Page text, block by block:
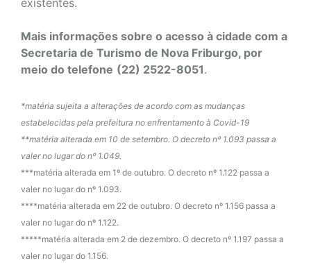
existentes.
Mais informações sobre o acesso à cidade com a
Secretaria de Turismo de Nova Friburgo, por
meio do telefone (22) 2522-8051.
*matéria sujeita a alterações de acordo com as mudanças
estabelecidas pela prefeitura no enfrentamento à Covid-19
**matéria alterada em 10 de setembro. O decreto nº 1.093 passa a
valer no lugar do nº 1.049.
***matéria alterada em 1º de outubro. O decreto nº 1.122 passa a
valer no lugar do nº 1.093.
****matéria alterada em 22 de outubro. O decreto nº 1.156 passa a
valer no lugar do nº 1.122.
*****matéria alterada em 2 de dezembro. O decreto nº 1.197 passa a
valer no lugar do 1.156.